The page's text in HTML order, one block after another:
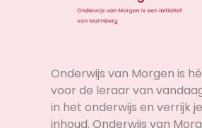
Onderwijs van Morgen is
voor de leraar van
in het onderwijs en verrijk
inhoud. Onderwijs van